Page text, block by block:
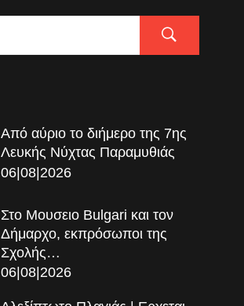
Από αύριο το διήμερο της 7ης
Λευκής Νύχτας Παραμυθιάς
06|08|2026
Στο Μουσειο Bulgari και τον
Δήμαρχο, εκπρόσωποι της
Σχολής…
06|08|2026